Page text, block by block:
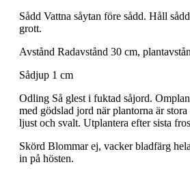
Sådd Vattna såytan före sådd. Håll
grott.
Avstånd Radavstånd 30 cm,
Sådjup 1 cm
Odling Så glest i fuktad såjord.
med gödslad jord när plantorna är
ljust och svalt. Utplantera efter sista
Skörd Blommar ej, vacker bladfärg
in på hösten.